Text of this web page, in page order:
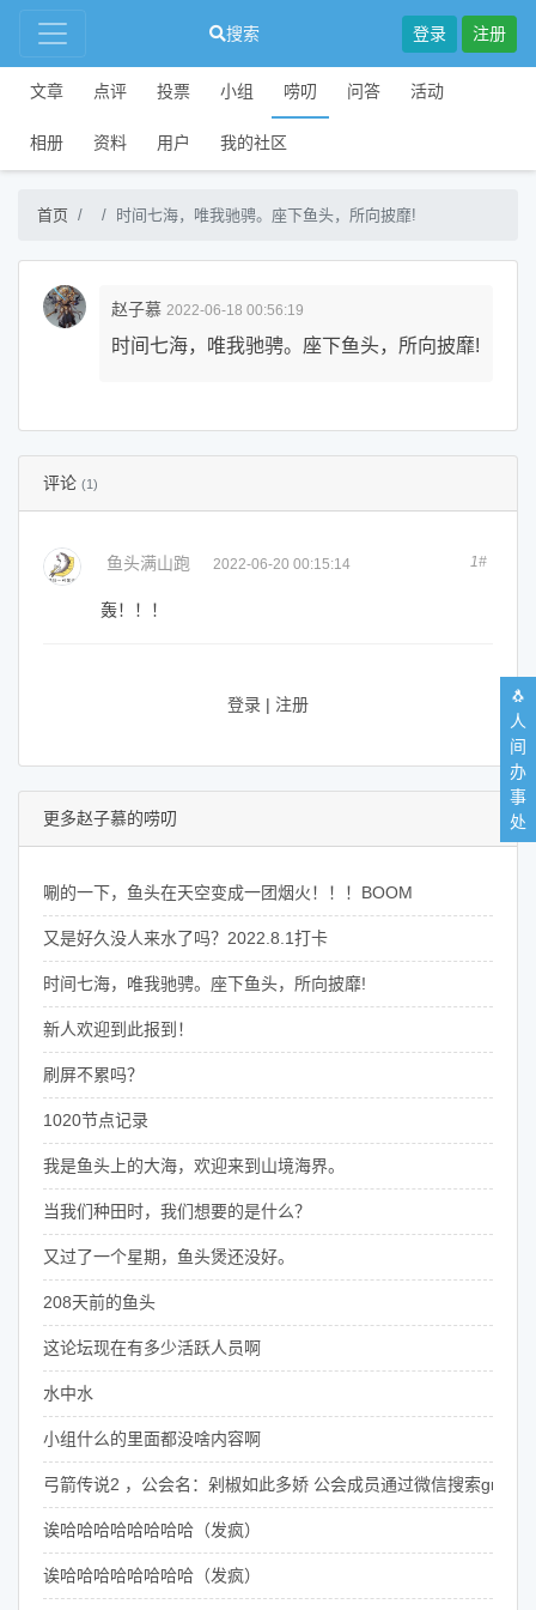
搜索 登录 注册
文章 点评 投票 小组 唠叨 问答 活动
相册 资料 用户 我的社区
首页 时间七海，唯我驰骋。座下鱼头，所向披靡!
赵子慕 2022-06-18 00:56:19
时间七海，唯我驰骋。座下鱼头，所向披靡!
评论 (1)
鱼头满山跑 2022-06-20 00:15:14 1#
轰！！！
登录 | 注册
更多赵子慕的唠叨
唰的一下，鱼头在天空变成一团烟火！！！BOOM
又是好久没人来水了吗？2022.8.1打卡
时间七海，唯我驰骋。座下鱼头，所向披靡!
新人欢迎到此报到！
刷屏不累吗？
1020节点记录
我是鱼头上的大海，欢迎来到山境海界。
当我们种田时，我们想要的是什么？
又过了一个星期，鱼头煲还没好。
208天前的鱼头
这论坛现在有多少活跃人员啊
水中水
小组什么的里面都没啥内容啊
弓箭传说2 ，公会名：剁椒如此多娇 公会成员通过微信搜索
诶哈哈哈哈哈哈哈哈（发疯）
诶哈哈哈哈哈哈哈哈（发疯）
🐧
人
间
办
事
处